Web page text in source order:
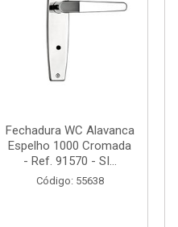
Fechadura WC Alavanca
Espelho 1000 Cromada
- Ref. 91570 - SI...
Código: 55638